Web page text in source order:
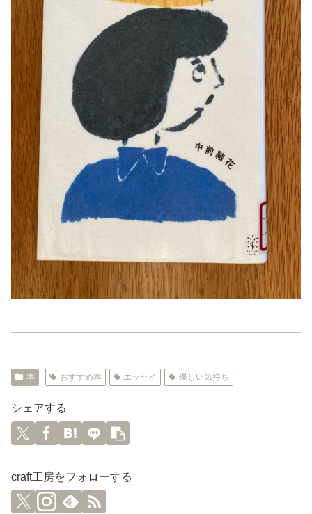
本 おすすめ本 エッセイ 優しい気持ち
シェアする
craft工房をフォローする